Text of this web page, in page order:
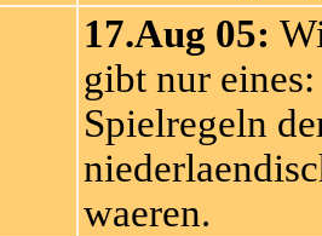
17.Aug 05:
gibt nur
Spielregeln
waeren.